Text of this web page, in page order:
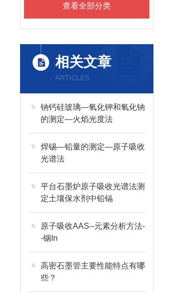
查看全部分类
相关文章
ARTICLES
钠钙硅玻璃—氧化钾和氧化钠
的测定—火焰光度法
焊锡—铅量的测定—原子吸收
光谱法
平台石墨炉原子吸收光谱法测
定土壤保水剂中铅镉
原子吸收AAS--元素分析方法-
-铟In
高密石墨管主要性能特点有哪
些？